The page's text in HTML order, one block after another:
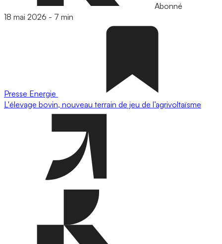
Abonné
18 mai 2026 - 7 min
Presse Energie
L'élevage bovin, nouveau terrain de jeu de l’agrivoltaïsme